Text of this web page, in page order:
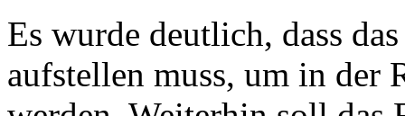
Es wurde deutlich, dass
aufstellen muss, um in der